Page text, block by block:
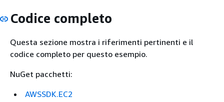
Codice completo
Questa sezione mostra i riferimenti pertinenti e il
codice completo per questo esempio.
NuGet pacchetti:
AWSSDK.EC2